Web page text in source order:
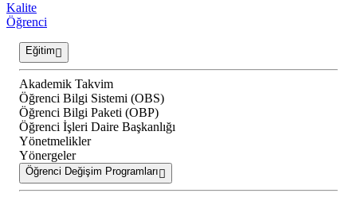
Kalite
Öğrenci
Eğitim
Akademik Takvim
Öğrenci Bilgi Sistemi (OBS)
Öğrenci Bilgi Paketi (OBP)
Öğrenci İşleri Daire Başkanlığı
Yönetmelikler
Yönergeler
Öğrenci Değişim Programları